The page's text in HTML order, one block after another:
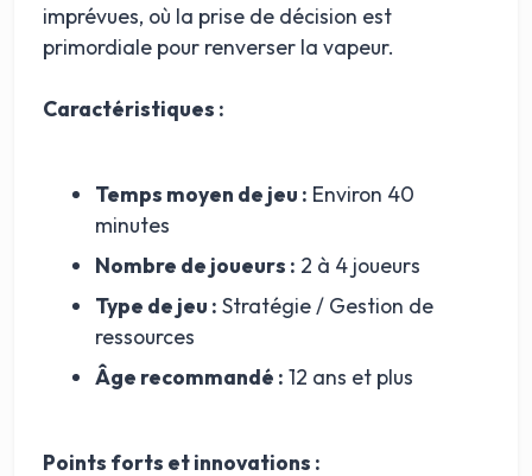
imprévues, où la prise de décision est
primordiale pour renverser la vapeur.
Caractéristiques :
Temps moyen de jeu : Environ 40
minutes
Nombre de joueurs : 2 à 4 joueurs
Type de jeu : Stratégie / Gestion de
ressources
Âge recommandé : 12 ans et plus
Points forts et innovations :